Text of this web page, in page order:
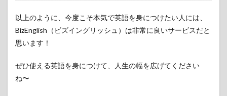
以上のように、今度こそ本気で英語を身につけたい人には、
BizEnglish（ビズイングリッシュ）は非常に良いサービスだと
思います！
ぜひ使える英語を身につけて、人生の幅を広げてください
ね〜